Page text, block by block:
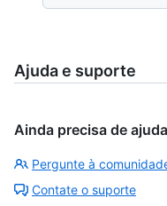
Ajuda e suporte
Ainda precisa de
Pergunte à
Contate o suporte